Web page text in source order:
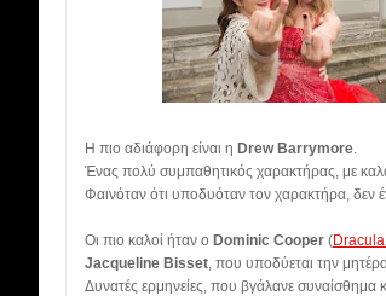
Η πιο αδιάφορη είναι η Drew Barrymore
Ένας πολύ συμπαθητικός χαρακτήρας, με
Φαινόταν ότι υποδυόταν τον χαρακτήρα, δεν
Οι πιο καλοί ήταν ο Dominic Cooper (
Jacqueline Bisset , που υποδύεται την
Δυνατές ερμηνείες, που βγάλανε συναίσθημα